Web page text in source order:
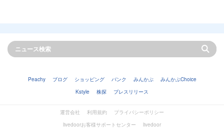
Peachy ブログ ショッピング バンク みんかぶ
みんかぶChoice
Kstyle
株探 プレスリリース
運営会社 利用規約
プライバシーポリシー
livedoorお客様サポートセンター
livedoor